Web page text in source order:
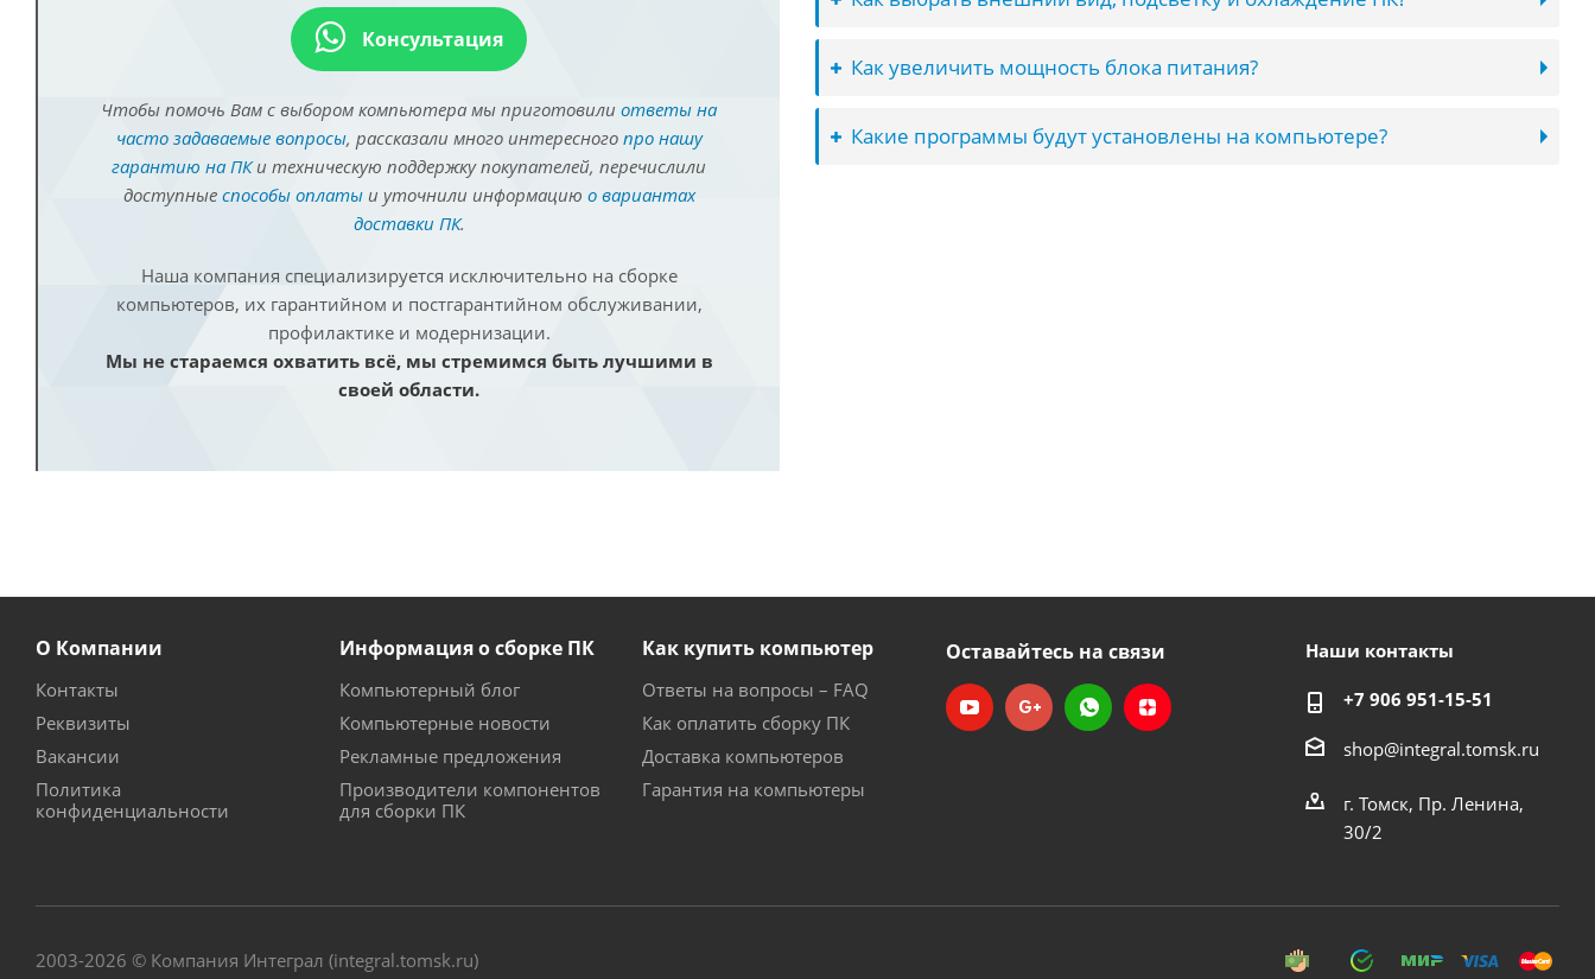
Консультация
Чтобы помочь Вам с выбором компьютера мы приготовили ответы на
часто задаваемые вопросы, рассказали много интересного про нашу
гарантию на ПКи техническую поддержку покупателей, перечислили
доступные способы оплатыи уточнили информацию о вариантах
доставки ПК.
Наша компания специализируется исключительно на сборке
компьютеров, их гарантийном и постгарантийном обслуживании,
профилактике и модернизации.
Мы не стараемся охватить всё, мы стремимся быть лучшими в
своей области.
Как увеличить мощность блока питания?
Какие программы будут установлены на компьютере?
О Компании
Контакты
Реквизиты
Вакансии
Политика
конфиденциальности
Информация о сборке ПК
Компьютерный блог
Компьютерные новости
Рекламные предложения
Производители компонентов
для сборки ПК
Как купить компьютер
Ответы на вопросы – FAQ
Как оплатить сборку ПК
Доставка компьютеров
Гарантия на компьютеры
Оставайтесь на связи Наши контакты
+7 906 951-15-51
shop@integral.tomsk.ru
г. Томск, Пр. Ленина,
30/2
2003-2026 © Компания Интеграл (integral.tomsk.ru)